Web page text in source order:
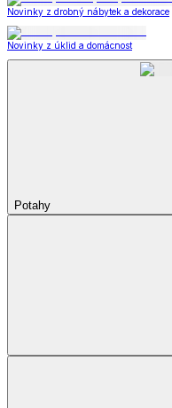
Novinky z drobný nábytek a dekorace
Novinky z úklid a domácnost
Potahy